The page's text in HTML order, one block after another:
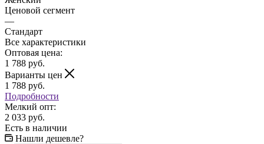
Ценовой сегмент
—
Стандарт
Все характеристики
Оптовая цена:
1 788 руб.
Варианты цен
1 788 руб.
Подробности
Мелкий опт:
2 033 руб.
Есть в наличии
Нашли дешевле?